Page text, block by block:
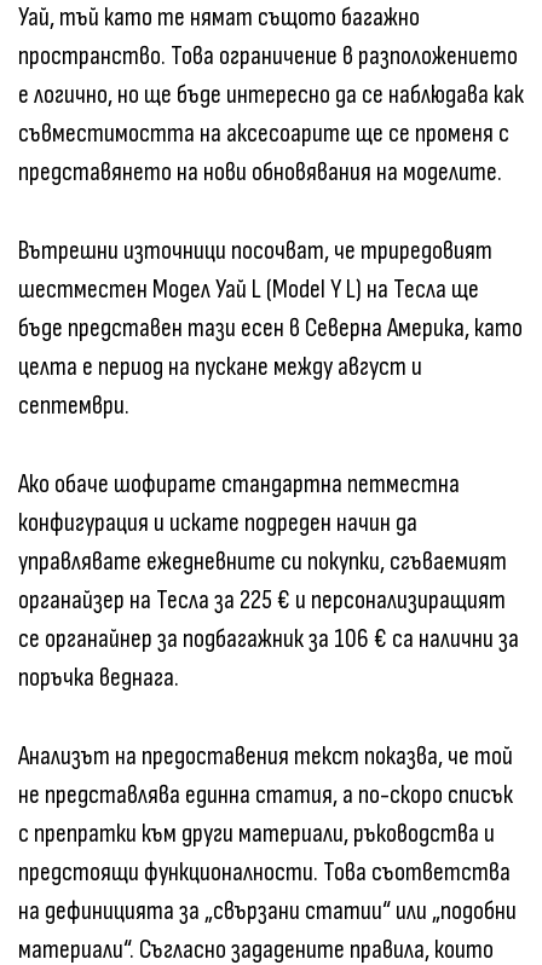
Уай, тъй като те нямат същото багажно
пространство. Това ограничение в разположението
е логично, но ще бъде интересно да се наблюдава как
съвместимостта на аксесоарите ще се променя с
представянето на нови обновявания на моделите.
Вътрешни източници посочват, че триредовият
шестместен Модел Уай L (Model Y L) на Тесла ще
бъде представен тази есен в Северна Америка, като
целта е период на пускане между август и
септември.
Ако обаче шофирате стандартна петместна
конфигурация и искате подреден начин да
управлявате ежедневните си покупки, сгъваемият
органайзер на Тесла за 225 € и персонализиращият
се органайнер за подбагажник за 106 € са налични за
поръчка веднага.
Анализът на предоставения текст показва, че той
не представлява единна статия, а по-скоро списък
с препратки към други материали, ръководства и
предстоящи функционалности. Това съответства
на дефиницията за „свързани статии“ или „подобни
материали“. Съгласно зададените правила, които